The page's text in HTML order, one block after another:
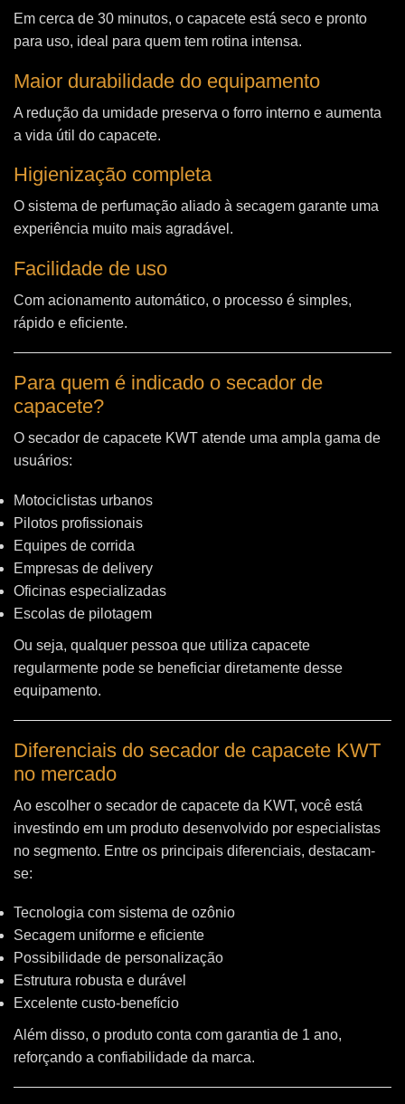
Em cerca de 30 minutos, o capacete está seco e pronto
para uso, ideal para quem tem rotina intensa.
Maior durabilidade do equipamento
A redução da umidade preserva o forro interno e aumenta
a vida útil do capacete.
Higienização completa
O sistema de perfumação aliado à secagem garante uma
experiência muito mais agradável.
Facilidade de uso
Com acionamento automático, o processo é simples,
rápido e eficiente.
Para quem é indicado o secador de
capacete?
O secador de capacete KWT atende uma ampla gama de
usuários:
Motociclistas urbanos
Pilotos profissionais
Equipes de corrida
Empresas de delivery
Oficinas especializadas
Escolas de pilotagem
Ou seja, qualquer pessoa que utiliza capacete
regularmente pode se beneficiar diretamente desse
equipamento.
Diferenciais do secador de capacete KWT
no mercado
Ao escolher o secador de capacete da KWT, você está
investindo em um produto desenvolvido por especialistas
no segmento. Entre os principais diferenciais, destacam-
se:
Tecnologia com sistema de ozônio
Secagem uniforme e eficiente
Possibilidade de personalização
Estrutura robusta e durável
Excelente custo-benefício
Além disso, o produto conta com garantia de 1 ano,
reforçando a confiabilidade da marca.